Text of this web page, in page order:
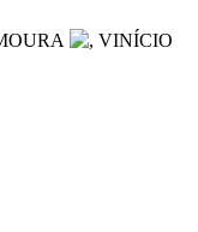
, VINÍCIO